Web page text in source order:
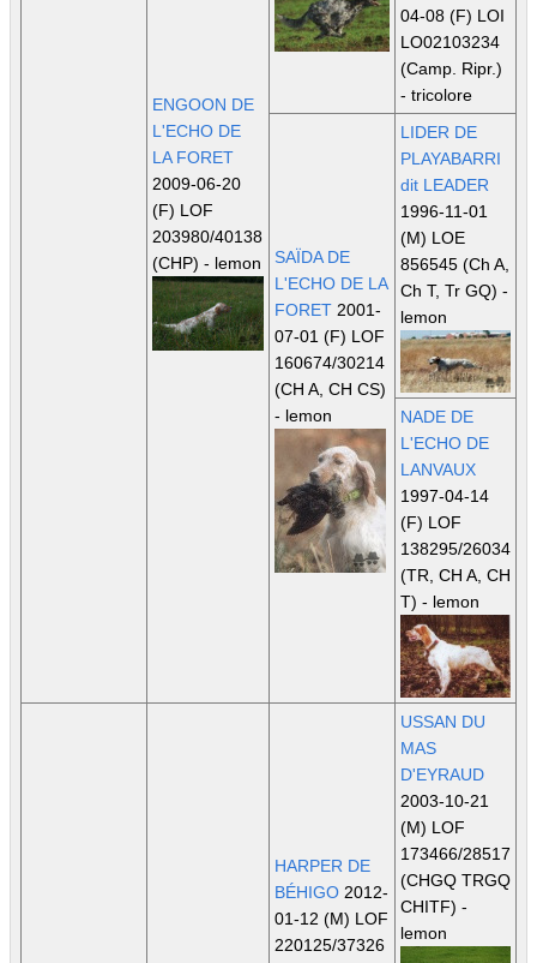
ENGOON DE
L'ECHO DE
LA FORET
2009-06-20
(F) LOF
203980/40138
(CHP) - lemon
04-08 (F) LOI
LO02103234
(Camp. Ripr.)
- tricolore
SAÏDA DE
L'ECHO DE LA
FORET 2001-
07-01 (F) LOF
160674/30214
(CH A, CH CS)
- lemon
LIDER DE
PLAYABARRI
dit LEADER
1996-11-01
(M) LOE
856545 (Ch A,
Ch T, Tr GQ) -
lemon
NADE DE
L'ECHO DE
LANVAUX
1997-04-14
(F) LOF
138295/26034
(TR, CH A, CH
T) - lemon
HARPER DE
BÉHIGO 2012-
01-12 (M) LOF
220125/37326
USSAN DU
MAS
D'EYRAUD
2003-10-21
(M) LOF
173466/28517
(CHGQ TRGQ
CHITF) -
lemon